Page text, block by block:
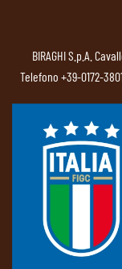
BIRAGHI S.p.A.
Telefono +39-0172-